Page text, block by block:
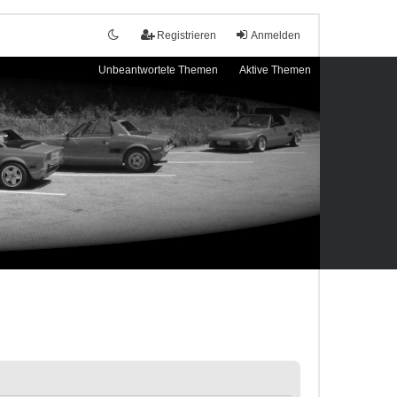
Anmelden
Registrieren
Unbeantwortete Themen Aktive Themen